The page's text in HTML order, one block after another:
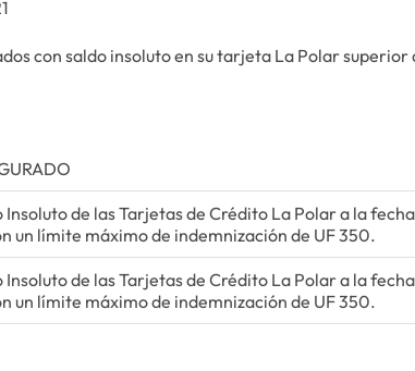
con saldo insoluto en su tarjeta La Polar
Insoluto de las Tarjetas de Crédito La Polar a la
un límite máximo de indemnización de UF 350.
Insoluto de las Tarjetas de Crédito La Polar a la
un límite máximo de indemnización de UF 350.